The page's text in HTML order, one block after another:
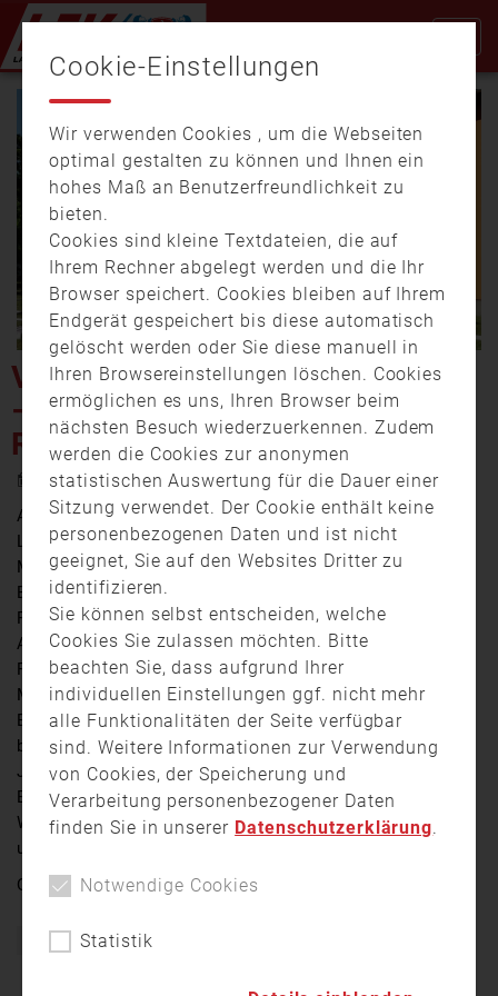
Video
VOLLBRAND IN OERLENBACH
– KINDER KONNTEN SICH
RETTEN
15. Juni 2022 19:03
Am Dienstagnachmittag kam es in Oerlenbach im
Landkreis Bad Kissingen zu einem Brand in einem
Mehrfamilienhaus. Kurz nach 17 Uhr wurden die
Einsatzkräfte über massive schwarze
Rauchentwicklung in der St.-Bruno-Straße informiert.
Als die Einsatzkräfte eintrafen, waren neben dem
Rauch auch Feuer zu erkennen. Eine Wohnung des
Mehrfamilienhauses stand komplett in Flammen. Alle
Bewohner konnten das Haus rechtzeitig verlassen und
blieben unverletzt. Darunter befanden sich auch zwei
Jungen im Alter von neun und zwölf Jahren. Durch den
Brand entstand ein Sachschaden von über 50.000 Euro.
Wie es zu dem Feuer kommen konnte, ist derzeit noch
unklar.
Quelle: TV Mainfranken
Brand
Cookie-Einstellungen
Wir verwenden Cookies , um die Webseiten
optimal gestalten zu können und Ihnen ein
hohes Maß an Benutzerfreundlichkeit zu
bieten.
Cookies sind kleine Textdateien, die auf
Ihrem Rechner abgelegt werden und die Ihr
Browser speichert. Cookies bleiben auf Ihrem
Endgerät gespeichert bis diese automatisch
gelöscht werden oder Sie diese manuell in
Ihren Browsereinstellungen löschen. Cookies
ermöglichen es uns, Ihren Browser beim
nächsten Besuch wiederzuerkennen. Zudem
werden die Cookies zur anonymen
statistischen Auswertung für die Dauer einer
Sitzung verwendet. Der Cookie enthält keine
personenbezogenen Daten und ist nicht
geeignet, Sie auf den Websites Dritter zu
identifizieren.
Sie können selbst entscheiden, welche
Cookies Sie zulassen möchten. Bitte
beachten Sie, dass aufgrund Ihrer
individuellen Einstellungen ggf. nicht mehr
alle Funktionalitäten der Seite verfügbar
sind. Weitere Informationen zur Verwendung
von Cookies, der Speicherung und
Verarbeitung personenbezogener Daten
finden Sie in unserer Datenschutzerklärung.
Notwendige Cookies
Statistik